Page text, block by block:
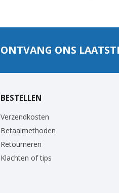
ONTVANG ONS
BESTELLEN
Verzendkosten
Betaalmethoden
Retourneren
Klachten of tips